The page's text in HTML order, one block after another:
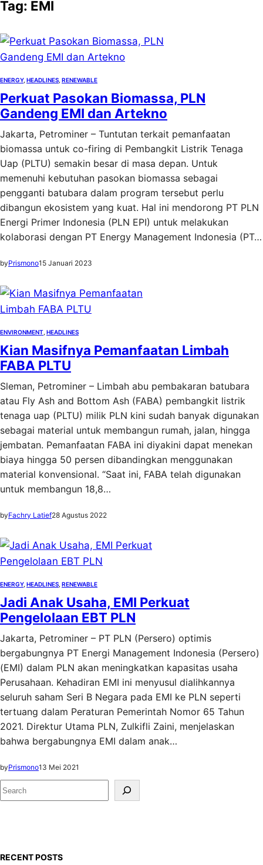
Tag: EMI
ENERGY, HEADLINES RENEWABLE
Perkuat Pasokan Biomassa, PLN
Gandeng EMI dan Artekno
Jakarta, Petrominer – Tuntutan terkait pemanfaatan
biomassa untuk co-firing di Pembangkit Listrik Tenaga
Uap (PLTU) semakin besar di masa depan. Untuk
memenuhi kebutuhan pasokan biomassa sebagai
pengganti batubara dalam program tersebut perlu
dibangun ekosistem yang kuat. Hal ini mendorong PT PLN
Energi Primer Indonesia (PLN EPI) untuk melakukan
kolaborasi dengan PT Energy Management Indonesia (PT…
byPrismono15 Januari 2023
ENVIRONMENT HEADLINES
Kian Masifnya Pemanfaatan Limbah
FABA PLTU
Sleman, Petrominer – Limbah abu pembakaran batubara
atau Fly Ash and Bottom Ash (FABA) pembangkit listrik
tenaga uap (PLTU) milik PLN kini sudah banyak digunakan
sebagai material untuk membangun rumah, jalan, hingga
jembatan. Pemanfaatan FABA ini diyakini dapat menekan
biaya hingga 50 persen dibandingkan menggunakan
material konvensional. “Saat ini, FABA telah digunakan
untuk membangun 18,8…
byFachry Latief28 Agustus 2022
ENERGY, HEADLINES RENEWABLE
Jadi Anak Usaha, EMI Perkuat
Pengelolaan EBT PLN
Jakarta, Petrominer – PT PLN (Persero) optimis
bergabungnya PT Energi Management Indonesia (Persero)
(EMI) dalam PLN akan meningkatkan kapasitas usaha
Perusahaan. Kehadiran EMI ini menyusul dialihkannya
seluruh saham Seri B Negara pada EMI ke PLN seperti
tertuang dalam Peraturan Pemerintah Nomor 65 Tahun
2021. Direktur Utama PLN, Zulkifli Zaini, menjelaskan
bahwa bergabungnya EMI dalam anak…
byPrismono13 Mei 2021
S
e
RECENT POSTS